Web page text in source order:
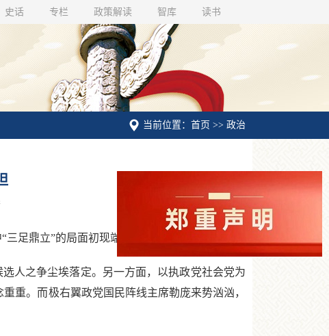
史话 专栏 政策解读 智库 读书
当前位置：首页 >> 政治
足鼎立”的局面初现端倪。
人之争尘埃落定。另一方面，以执政党社会党为
重。而极右翼政党国民阵线主席勒庞来势汹汹，